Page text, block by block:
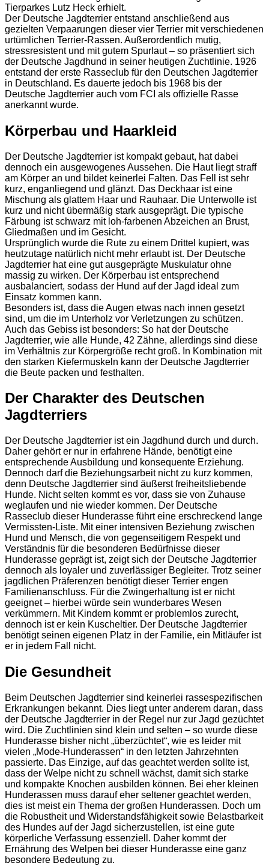
Tierparkes Lutz Heck erhielt.
Der Deutsche Jagdterrier entstand anschließend aus
gezielten Verpaarungen dieser vier Terrier mit verschiedenen
urtümlichen Terrier-Rassen. Außerordentlich mutig,
stressresistent und mit gutem Spurlaut – so präsentiert sich
der Deutsche Jagdhund in seiner heutigen Zuchtlinie. 1926
entstand der erste Rasseclub für den Deutschen Jagdterrier
in Deutschland. Es dauerte jedoch bis 1968 bis der
Deutsche Jagdterrier auch vom FCI als offizielle Rasse
anerkannt wurde.
Körperbau und Haarkleid
Der Deutsche Jagdterrier ist kompakt gebaut, hat dabei
dennoch ein ausgewogenes Aussehen. Die Haut liegt straff
am Körper an und bildet keinerlei Falten. Das Fell ist sehr
kurz, enganliegend und glänzt. Das Deckhaar ist eine
Mischung als glattem Haar und Rauhaar. Die Unterwolle ist
kurz und nicht übermäßig stark ausgeprägt. Die typische
Färbung ist schwarz mit loh-farbenen Abzeichen an Brust,
Gliedmaßen und im Gesicht.
Ursprünglich wurde die Rute zu einem Drittel kupiert, was
heutzutage natürlich nicht mehr erlaubt ist. Der Deutsche
Jagdterrier hat eine gut ausgeprägte Muskulatur ohne
massig zu wirken. Der Körperbau ist entsprechend
ausbalanciert, sodass der Hund auf der Jagd ideal zum
Einsatz kommen kann.
Besonders ist, dass die Augen etwas nach innen gesetzt
sind, um die im Unterholz vor Verletzungen zu schützen.
Auch das Gebiss ist besonders: So hat der Deutsche
Jagdterrier, wie alle Hunde, 42 Zähne, allerdings sind diese
im Verhältnis zur Körpergröße recht groß. In Kombination mit
den starken Kiefermuskeln kann der Deutsche Jagdterrier
die Beute packen und festhalten.
Der Charakter des Deutschen
Jagdterriers
Der Deutsche Jagdterrier ist ein Jagdhund durch und durch.
Daher gehört er nur in erfahrene Hände, benötigt eine
entsprechende Ausbildung und konsequente Erziehung.
Dennoch darf die Beziehungsarbeit nicht zu kurz kommen,
denn Deutsche Jagdterrier sind äußerst freiheitsliebende
Hunde. Nicht selten kommt es vor, dass sie von Zuhause
weglaufen und nie wieder kommen. Der Deutsche
Rasseclub dieser Hunderasse führt eine erschreckend lange
Vermissten-Liste. Mit einer intensiven Beziehung zwischen
Hund und Mensch, die von gegenseitigem Respekt und
Verständnis für die besonderen Bedürfnisse dieser
Hunderasse geprägt ist, zeigt sich der Deutsche Jagdterrier
dennoch als loyaler und zuverlässiger Begleiter. Trotz seiner
jagdlichen Präferenzen benötigt dieser Terrier engen
Familienanschluss. Für die Zwingerhaltung ist er nicht
geeignet – hierbei würde sein wunderbares Wesen
verkümmern. Mit Kindern kommt er problemlos zurecht,
dennoch ist er kein Kuscheltier. Der Deutsche Jagdterrier
benötigt seinen eigenen Platz in der Familie, ein Mitläufer ist
er in jedem Fall nicht.
Die Gesundheit
Beim Deutschen Jagdterrier sind keinerlei rassespezifischen
Erkrankungen bekannt. Dies liegt unter anderem daran, dass
der Deutsche Jagdterrier in der Regel nur zur Jagd gezüchtet
wird. Die Zuchtlinien sind klein und selten – so wurde diese
Hunderasse bisher nicht „überzüchtet“, wie es leider mit
vielen „Mode-Hunderassen“ in den letzten Jahrzehnten
passierte. Das Einzige, auf das geachtet werden sollte ist,
dass der Welpe nicht zu schnell wächst, damit sich starke
und kompakte Knochen ausbilden können. Bei eher kleinen
Hunderassen muss darauf eher seltener geachtet werden,
dies ist meist ein Thema der großen Hunderassen. Doch um
die Robustheit und Widerstandsfähigkeit sowie Belastbarkeit
des Hundes auf der Jagd sicherzustellen, ist eine gute
körperliche Verfassung essenziell. Daher kommt der
Ernährung des Welpen bei dieser Hunderasse eine ganz
besondere Bedeutung zu.